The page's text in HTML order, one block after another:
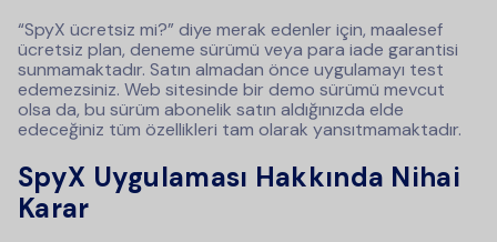
“SpyX ücretsiz mi?” diye merak edenler için, maalesef
ücretsiz plan, deneme sürümü veya para iade garantisi
sunmamaktadır. Satın almadan önce uygulamayı test
edemezsiniz. Web sitesinde bir demo sürümü mevcut
olsa da, bu sürüm abonelik satın aldığınızda elde
edeceğiniz tüm özellikleri tam olarak yansıtmamaktadır.
SpyX Uygulaması Hakkında Nihai
Karar